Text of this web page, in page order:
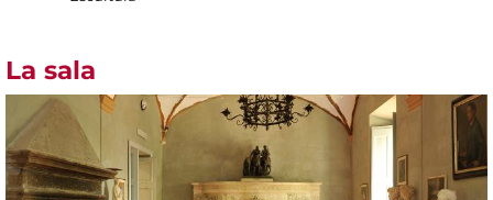
La sala